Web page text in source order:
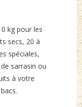
kg pour les
secs, 20 à
spéciales,
sarrasin ou
à votre